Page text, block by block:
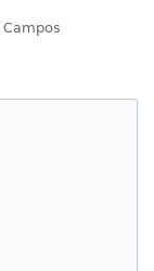
Campos